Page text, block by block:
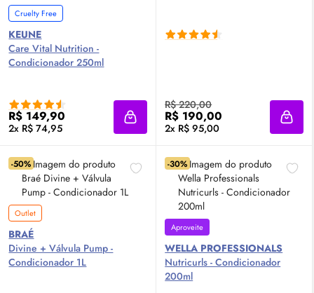
Cruelty Free
KEUNE
Care Vital Nutrition -
Condicionador 250ml
R$ 149,90
2x R$ 74,95 Adicionar à sacola
R$ 220,00
R$ 190,00
2x R$ 95,00
-50%
Outlet
BRAÉ
Divine + Válvula Pump -
Condicionador 1L
-30%
Aproveite
WELLA PROFESSIONALS
Nutricurls - Condicionador
200ml